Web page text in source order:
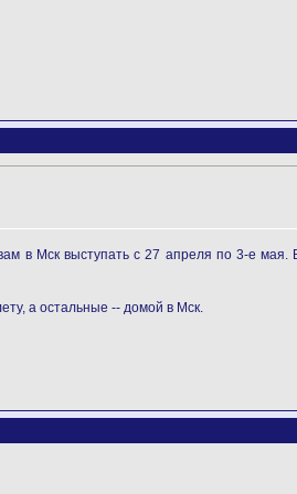
в Мск выступать с 27 апреля по 3-е мая.
а остальные -- домой в Мск.